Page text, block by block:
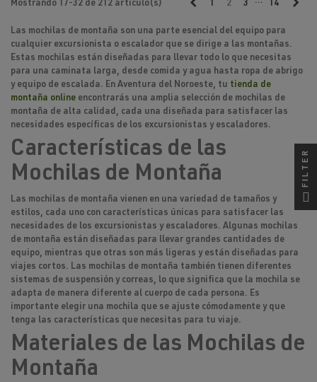
Mostrando 17-32 de 212 artículo(s) Anterior
1 2 3 14
Las mochilas de montaña son una parte esencial del equipo para
cualquier excursionista o escalador que se dirige a las montañas.
Estas mochilas están diseñadas para llevar todo lo que necesitas
para una caminata larga, desde comida y agua hasta ropa de abrigo
y equipo de escalada. En Aventura del Noroeste, tu tienda de
montaña online encontrarás una amplia selección de mochilas de
montaña de alta calidad, cada una diseñada para satisfacer las
necesidades específicas de los excursionistas y escaladores.
Características de las
Mochilas de Montaña
Las mochilas de montaña vienen en una variedad de tamaños y
estilos, cada uno con características únicas para satisfacer las
necesidades de los excursionistas y escaladores. Algunas mochilas
de montaña están diseñadas para llevar grandes cantidades de
equipo, mientras que otras son más ligeras y están diseñadas para
viajes cortos. Las mochilas de montaña también tienen diferentes
sistemas de suspensión y correas, lo que significa que la mochila se
adapta de manera diferente al cuerpo de cada persona. Es
importante elegir una mochila que se ajuste cómodamente y que
tenga las características que necesitas para tu viaje.
Materiales de las Mochilas de
Montaña
FILTER